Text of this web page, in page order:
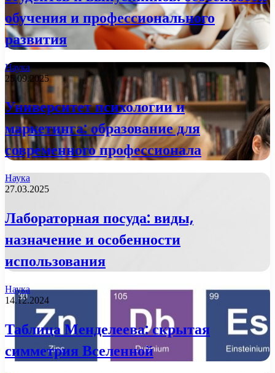
обучения и профессионального
развития
Наука
25.09.2025
Университет психологии и
маркетинга: образование для
современного профессионала
Наука
27.03.2025
Лабораторная посуда: виды,
назначение и особенности
использования
Наука
14.12.2024
Таблица Менделеева: скрытая
симметрия Вселенной